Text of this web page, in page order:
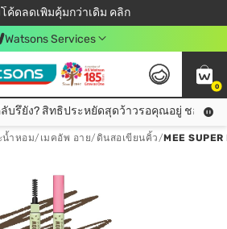
โค้ดลดเพิ่มคุ้มกว่าเดิม คลิก
ลน์ครั้งแรก ลดเพิ่มจุก ๆ 10%! 🎉
📦ส่งฟรี! เมื่อชอป 499฿
าชิกวัตสัน คลับดียังไง?
Watsons Services
0
มีบัตรสมาชิกวัตสัน คลับรึยัง? สิทธิประหยัดสุดว้าวรอคุณอยู่ ชอปคุ้มกว่าเดิม คลิก!
บรึยัง? สิทธิประหยัดสุดว้าวรอคุณอยู่ ชอปคุ้มก
น้ำหอม/ เมคอัพ อาย/ ดินสอเขียนคิ้ว/MEE SUPER